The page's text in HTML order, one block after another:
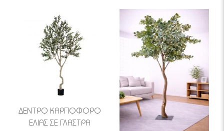
ΔΕΝΤΡΟ ΚΑΡΠΟΦΟΡΟ
ΕΛΙΑΣ ΣΕ ΓΛΑΣΤΡΑ